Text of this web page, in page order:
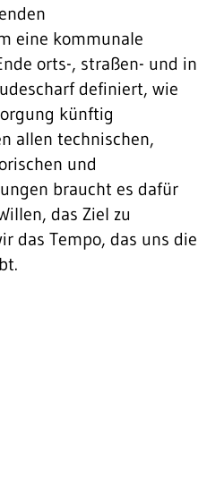
eine kommunale
orts-, straßen- und in
definiert, wie
künftig
allen technischen,
und
braucht es dafür
das Ziel zu
das Tempo, das uns die